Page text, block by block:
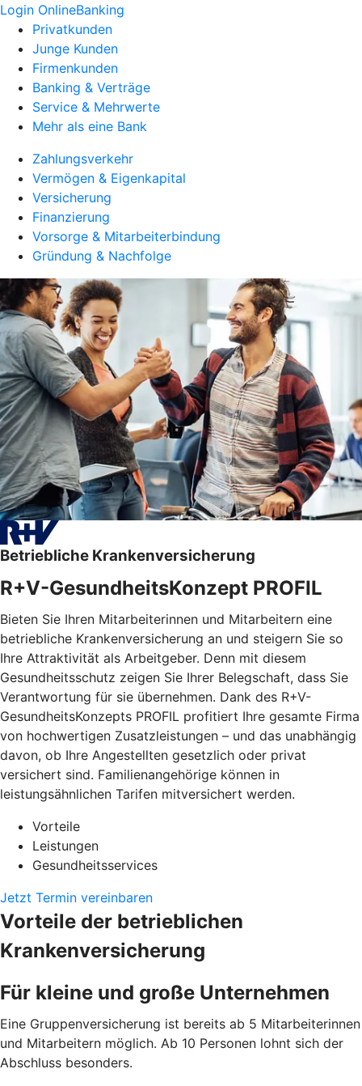
Login OnlineBanking
Privatkunden
Junge Kunden
Firmenkunden
Banking & Verträge
Service & Mehrwerte
Mehr als eine Bank
Zahlungsverkehr
Vermögen & Eigenkapital
Versicherung
Finanzierung
Vorsorge & Mitarbeiterbindung
Gründung & Nachfolge
Betriebliche Krankenversicherung
R+V-GesundheitsKonzept PROFIL
Bieten Sie Ihren Mitarbeiterinnen und Mitarbeitern eine
betriebliche Krankenversicherung an und steigern Sie so
Ihre Attraktivität als Arbeitgeber. Denn mit diesem
Gesundheitsschutz zeigen Sie Ihrer Belegschaft, dass Sie
Verantwortung für sie übernehmen. Dank des R+V-
GesundheitsKonzepts PROFIL profitiert Ihre gesamte Firma
von hochwertigen Zusatzleistungen – und das unabhängig
davon, ob Ihre Angestellten gesetzlich oder privat
versichert sind. Familienangehörige können in
leistungsähnlichen Tarifen mitversichert werden.
Vorteile
Leistungen
Gesundheitsservices
Jetzt Termin vereinbaren
Vorteile der betrieblichen
Krankenversicherung
Für kleine und große Unternehmen
Eine Gruppenversicherung ist bereits ab 5 Mitarbeiterinnen
und Mitarbeitern möglich. Ab 10 Personen lohnt sich der
Abschluss besonders.